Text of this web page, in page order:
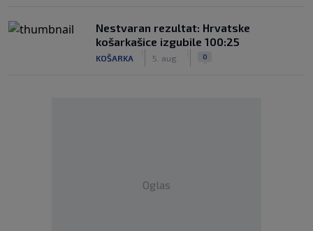
Nestvaran rezultat: Hrvatske
košarkašice izgubile 100:25
KOŠARKA 5. aug. 0
Oglas